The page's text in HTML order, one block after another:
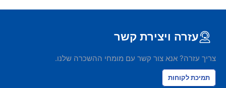
עזרה ויצירת קשר
צריך עזרה? אנא צור קשר עם מומחי ההשכרה שלנו.
תמיכת לקוחות